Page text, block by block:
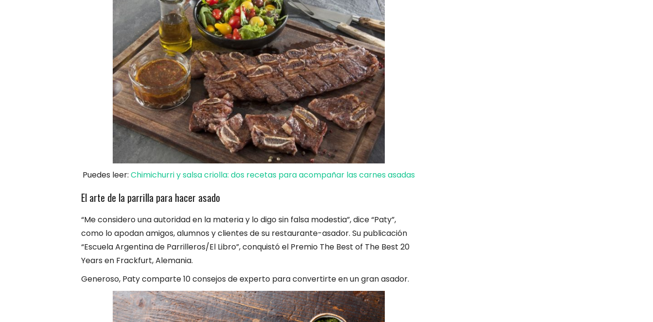
Puedes leer: Chimichurri y salsa criolla: dos recetas para acompañar las carnes asadas
El arte de la parrilla para hacer asado
“Me considero una autoridad en la materia y lo digo sin falsa modestia”, dice “Paty”,
como lo apodan amigos, alumnos y clientes de su restaurante-asador. Su publicación
“Escuela Argentina de Parrilleros/El Libro”, conquistó el Premio The Best of The Best 20
Years en Frackfurt, Alemania.
Generoso, Paty comparte 10 consejos de experto para convertirte en un gran asador.